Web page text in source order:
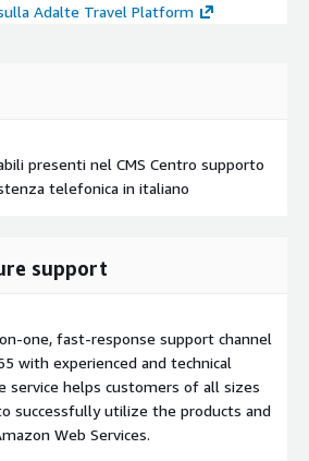
Adalte Travel Platform
presenti nel CMS Centro supporto
telefonica in italiano
support
one, fast-response support channel
with experienced and technical
service helps customers of all sizes
successfully utilize the products and
Web Services.